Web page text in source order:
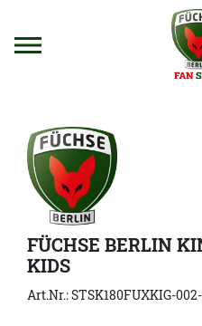
FÜCHSE BERLIN
KIDS
Art.Nr.: STSK180FUXKIG-